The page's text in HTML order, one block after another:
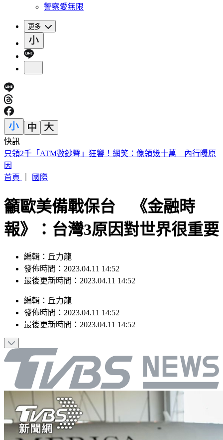
警察愛無限
更多
快訊
獨／高捷新制服被比擬禮儀社 員工：像九如橋不符美學
首頁
籲歐美備戰保台 《金融時
報》：台灣3原因對世界很重要
發佈時間：2023.04.11 14:52
最後更新時間：2023.04.11 14:52
發佈時間：2023.04.11 14:52
最後更新時間：2023.04.11 14:52